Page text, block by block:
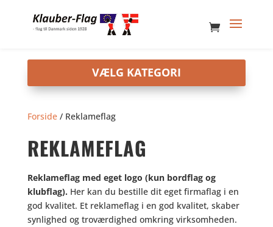
Forside/ Reklameflag
REKLAMEFLAG
Reklameflag med eget logo (kun bordflag og
klubflag). Her kan du bestille dit eget firmaflag i en
god kvalitet. Et reklameflag i en god kvalitet, skaber
synlighed og troværdighed omkring virksomheden.